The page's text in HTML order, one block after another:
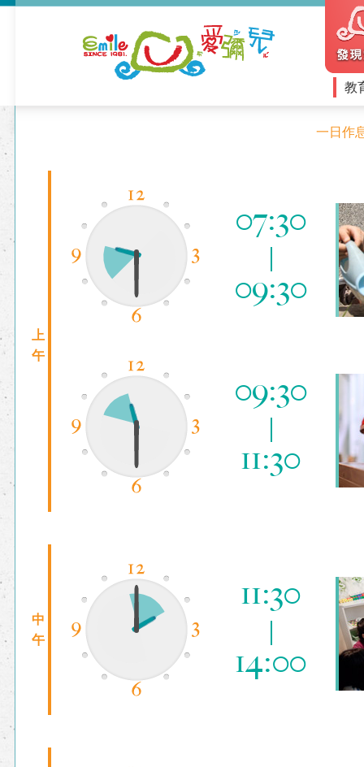
教
一日作
上
午
07:30
09:30
09:30
11:30
中
午
11:30
14:00